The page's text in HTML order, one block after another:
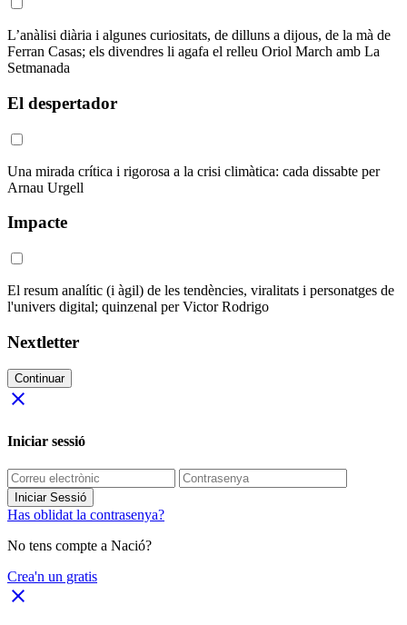
L’anàlisi diària i algunes curiositats, de dilluns a dijous, de la mà de
Ferran Casas; els divendres li agafa el relleu Oriol March amb La
Setmanada
El despertador
Una mirada crítica i rigorosa a la crisi climàtica: cada dissabte per
Arnau Urgell
Impacte
El resum analític (i àgil) de les tendències, viralitats i personatges de
l'univers digital; quinzenal per Victor Rodrigo
Nextletter
Continuar
close
Iniciar sessió
Iniciar Sessió
Has oblidat la contrasenya?
No tens compte a Nació?
Crea'n un gratis
close